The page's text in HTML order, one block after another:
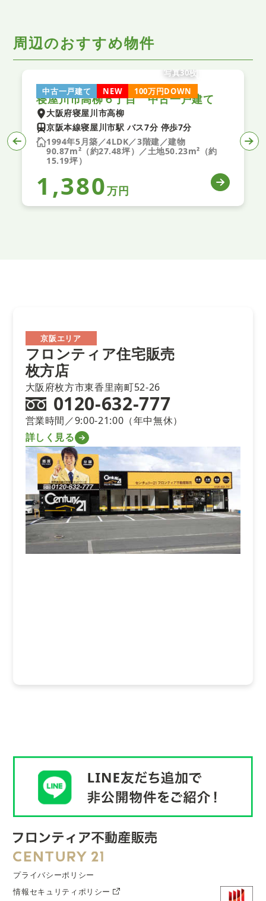
周辺のおすすめ物件
中古一戸建て NEW 100万円DOWN
写真30枚
寝屋川市高柳６丁目 中古一戸建て
大阪府寝屋川市高柳
京阪本線寝屋川市駅 バス7分 停歩7分
1994年5月築／4LDK／3階建／建物
90.87m²（約27.48坪）／土地50.23m²（約
15.19坪）
1,380万円
京阪エリア
フロンティア住宅販売
枚方店
大阪府枚方市東香里南町52-26
0120-632-777
営業時間／9:00-21:00（年中無休）
詳しく見る
プライバシーポリシー
情報セキュリティポリシー